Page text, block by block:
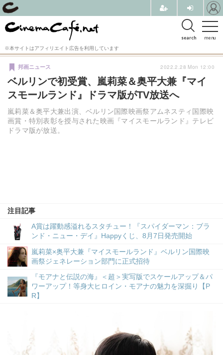
menu
search
※本サイトはアフィリエイト広告を利用しています
ベルリンで初受賞、嵐莉菜＆奥平大兼『マイ
スモールランド』ドラマ版がTV放送へ
嵐莉菜＆奥平大兼出演、ベルリン国際映画祭アムネスティ国際映
画賞・特別表彰を授与された映画『マイスモールランド』テレビ
ドラマ版が放送。
邦画ニュース
注目記事
A賞は躍動感溢れるスタチュー！『スパイダーマン：ブラ
ンド・ニュー・デイ』Happyくじ、8月7日発売開始
嵐莉菜×奥平大兼『マイスモールランド』ベルリン国際映
画祭ジェネレーション部門に正式招待
『モアナと伝説の海』＜超＞実写版でスケールアップ＆パ
ワーアップ！等身大ヒロイン・モアナの魅力を深掘り【P
R】
2022.2.28 Mon 12:00